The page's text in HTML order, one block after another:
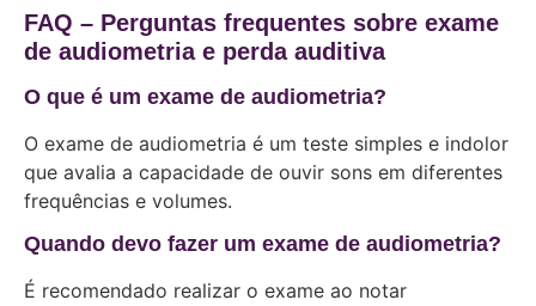
FAQ – Perguntas frequentes sobre exame
de audiometria e perda auditiva
O que é um exame de audiometria?
O exame de audiometria é um teste simples e indolor
que avalia a capacidade de ouvir sons em diferentes
frequências e volumes.
Quando devo fazer um exame de audiometria?
É recomendado realizar o exame ao notar